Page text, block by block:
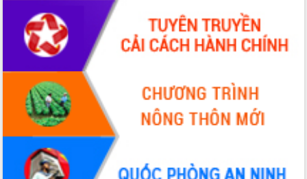
Họp báo thông tin về Hội nghị Công bố
Quy hoạch và Xúc tiến đầu tư tỉnh Đắk
Lắk
Khơi thông điểm nghẽn, đẩy nhanh
giải ngân vốn khắc phục thiên tai
HĐND tỉnh thông qua điều chỉnh Quy
hoạch tỉnh thời kỳ 2021-2030
Hội thảo góp ý hồ sơ điều chỉnh quy
hoạch tỉnh Đắk Lắk thời kỳ 2021-2030,
tầm nhìn đến năm 2050
Nâng cao hiệu quả hoạt động của các
doanh nghiệp nhà nước